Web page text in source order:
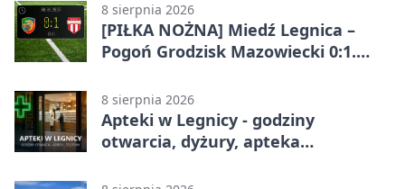
8 sierpnia 2026
[PIŁKA NOŻNA] Miedź Legnica –
Pogoń Grodzisk Mazowiecki 0:1.
meczu w Legnicy
8 sierpnia 2026
Apteki w Legnicy - godziny
otwarcia, dyżury, apteka